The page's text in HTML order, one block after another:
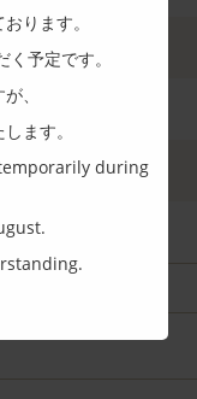
ります。
予定です。
、
ます。
during